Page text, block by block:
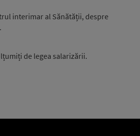
interimar al Sănătății, despre
de legea salarizării.